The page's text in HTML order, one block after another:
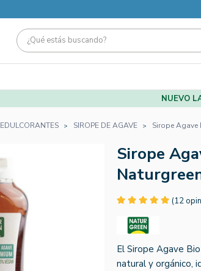
NUEVO
EDULCORANTES SIROPE DE AGAVE Sirope
Sirope
(12
El Sirope Agave
natural y orgánico,